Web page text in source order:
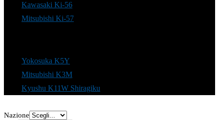
Kawasaki Ki-56
Mitsubishi Ki-57
Yokosuka K5Y
Mitsubishi K3M
Kyushu K11W Shiragiku
Nazione